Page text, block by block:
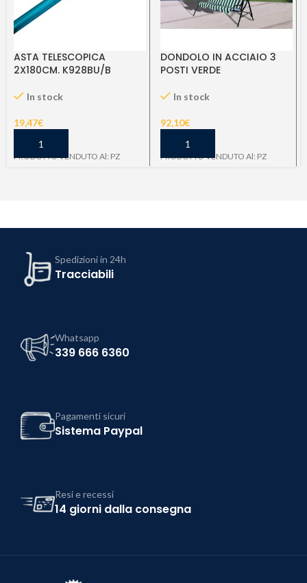
ASTA TELESCOPICA
2X180CM. K928BU/B
In stock
19,47€
PRODOTTO VENDUTO Al: PZ
DONDOLO IN ACCIAIO 3
POSTI VERDE
In stock
92,10€
PRODOTTO VENDUTO Al: PZ
Spedizioni in 24h
Tracciabili
Whatsapp
339 666 6360
Pagamenti sicuri
Sistema Paypal
Resi e recessi
14 giorni dalla consegna